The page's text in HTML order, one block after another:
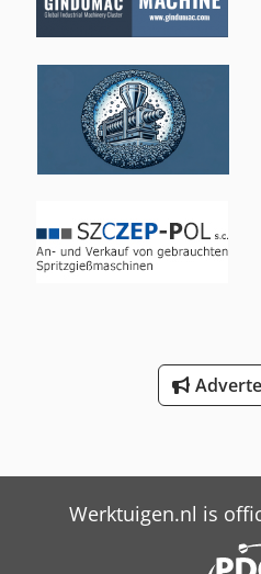
7) Twee drukunits met extra
11) Baangeleiding onder
12) 2x hars silo's in het
complete extrusielijn met
is aanwezig. Bezichtigen op
Dhrjx Al Aerf
Werktuigen.nl is